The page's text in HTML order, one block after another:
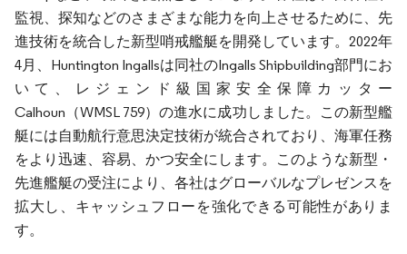
監視、探知などのさまざまな能力を向上させるために、先
進技術を統合した新型哨戒艦艇を開発しています。2022年
4月、Huntington Ingallsは同社のIngalls Shipbuilding部門にお
いて、レジェンド級国家安全保障カッター
Calhoun（WMSL 759）の進水に成功しました。この新型艦
艇には自動航行意思決定技術が統合されており、海軍任務
をより迅速、容易、かつ安全にします。このような新型・
先進艦艇の受注により、各社はグローバルなプレゼンスを
拡大し、キャッシュフローを強化できる可能性がありま
す。